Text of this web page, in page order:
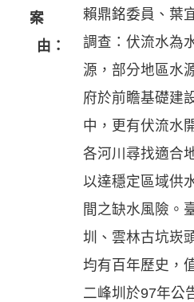
案
由：
賴鼎銘委員、葉
調查：伏流水為
源，部分地區水
府於前瞻基礎建
中，更有伏流水
各河川尋找適合
以達穩定區域供
間之缺水風險。
圳、雲林古坑崁
均有百年歷史，
二峰圳於97年公